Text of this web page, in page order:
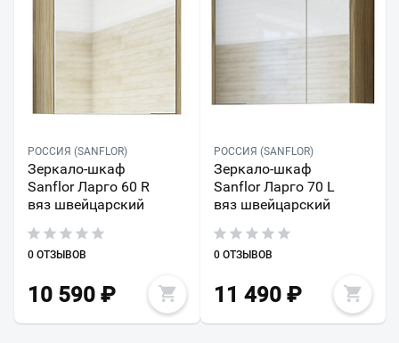
РОССИЯ (SANFLOR)
Зеркало-шкаф
Sanflor Ларго 60 R
вяз швейцарский
0 ОТЗЫВОВ
10 590 ₽
РОССИЯ (SANFLOR)
Зеркало-шкаф
Sanflor Ларго 70 L
вяз швейцарский
0 ОТЗЫВОВ
11 490₽